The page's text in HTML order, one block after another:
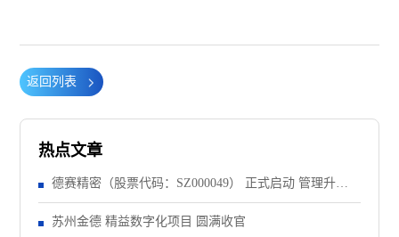
返回列表
热点文章
德赛精密（股票代码：SZ000049） 正式启动 管理升级&
精益注塑项目！
苏州金德 精益数字化项目 圆满收官